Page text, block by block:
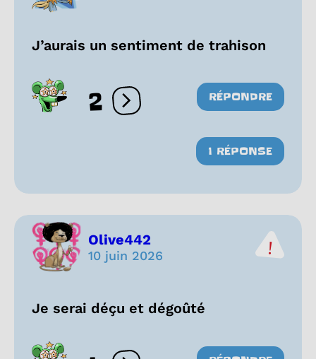
J’aurais un sentiment de trahison
2 Ouvrir les réactions
RÉPONDRE
1 RÉPONSE
Olive442
10 juin 2026
Je serai déçu et dégoûté